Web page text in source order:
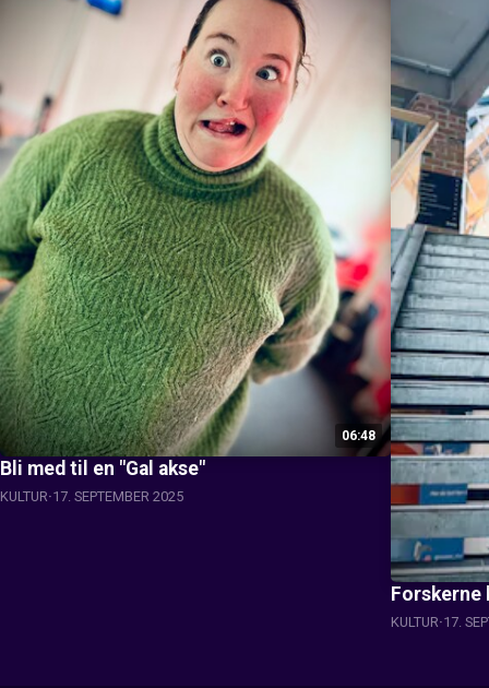
06:48
Bli med til en "Gal akse"
KULTUR 17. SEPTEMBER 2025
Forskerne
KULTUR 17.